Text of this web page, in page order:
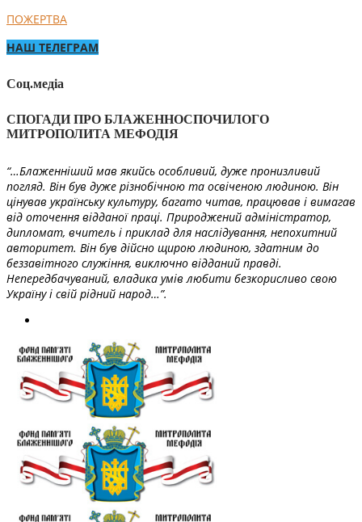
ПОЖЕРТВА
НАШ ТЕЛЕГРАМ
Соц.медіа
СПОГАДИ ПРО БЛАЖЕННОСПОЧИЛОГО
МИТРОПОЛИТА МЕФОДІЯ
“…Блаженніший мав якийсь особливий, дуже пронизливий
погляд. Він був дуже різнобічною та освіченою людиною. Він
цінував українську культуру, багато читав, працював і вимагав
від оточення відданої праці. Природжений адміністратор,
дипломат, вчитель і приклад для наслідування, непохитний
авторитет. Він був дійсно щирою людиною, здатним до
беззавітного служіння, виключно відданий правді.
Непередбачуваний, владика умів любити безкорисливо свою
Україну і свій рідний народ…”.